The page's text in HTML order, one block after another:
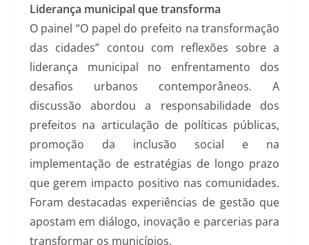
Liderança municipal que transforma
O painel “O papel do prefeito na transformação
das cidades” contou com reflexões sobre a
liderança municipal no enfrentamento dos
desafios urbanos contemporâneos. A
discussão abordou a responsabilidade dos
prefeitos na articulação de políticas públicas,
promoção da inclusão social e na
implementação de estratégias de longo prazo
que gerem impacto positivo nas comunidades.
Foram destacadas experiências de gestão que
apostam em diálogo, inovação e parcerias para
transformar os municípios.